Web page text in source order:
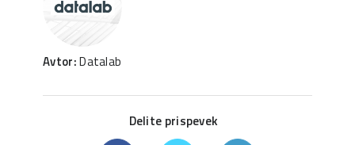
Avtor:Datalab
Delite prispevek